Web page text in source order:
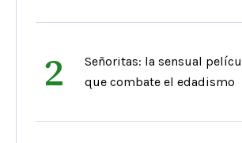
2
Señoritas: la sensual
que combate el edadismo